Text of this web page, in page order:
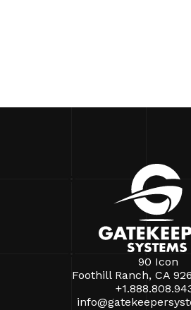
90 Icon
Foothill Ranch, CA